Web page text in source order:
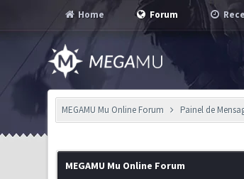
Home Forum
MEGAMU Mu Online Forum Painel de
MEGAMU Mu Online Forum